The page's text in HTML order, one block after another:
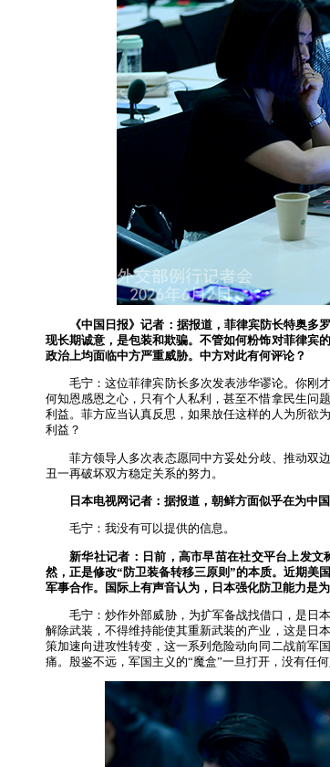
《中国日报》记者：据报道，菲律宾防长特奥
现长期诚意，是包装和欺骗。不管如何粉饰对菲律宾
政治上均面临中方严重威胁。中方对此有何评论？
毛宁：这位菲律宾防长多次发表涉华谬论。你刚
何知恩感恩之心，只有个人私利，甚至不惜拿民生问
利益。菲方应当认真反思，如果放任这样的人为所欲
利益？
菲方领导人多次表态愿同中方妥处分歧、推动双
丑一再破坏双方稳定关系的努力。
日本电视网记者：据报道，朝鲜方面似乎在为中
毛宁：我没有可以提供的信息。
新华社记者：日前，高市早苗在社交平台上发
然，正是修改“防卫装备转移三原则”的本质。近期美
军事合作。国际上有声音认为，日本强化防卫能力是
毛宁：炒作外部威胁，为扩军备战找借口，是日
解除武装，不得维持能使其重新武装的产业，这是日
策加速向进攻性转变，这一系列危险动向同二战前军
痛。殷鉴不远，军国主义的“魔盒”一旦打开，没有任